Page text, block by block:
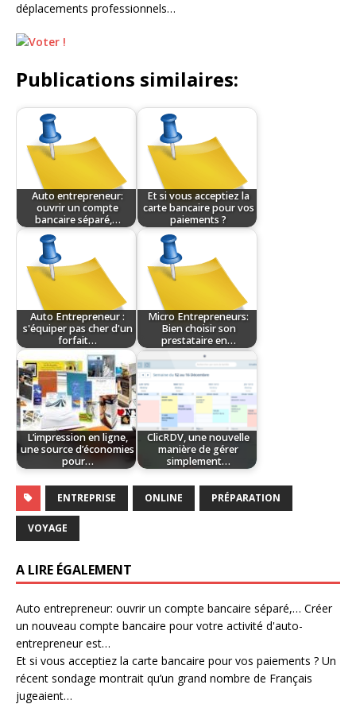
déplacements professionnels…
Publications similaires:
Auto entrepreneur:
ouvrir un compte
bancaire séparé,…
Et si vous acceptiez la
carte bancaire pour vos
paiements ?
Auto Entrepreneur :
s'équiper pas cher d'un
forfait…
Micro Entrepreneurs:
Bien choisir son
prestataire en…
L’impression en ligne,
une source d’économies
pour…
ClicRDV, une nouvelle
manière de gérer
simplement…
ENTREPRISE ONLINE PRÉPARATION
VOYAGE
A LIRE ÉGALEMENT
Auto entrepreneur: ouvrir un compte bancaire séparé,… Créer
un nouveau compte bancaire pour votre activité d'auto-
entrepreneur est…
Et si vous acceptiez la carte bancaire pour vos paiements ? Un
récent sondage montrait qu’un grand nombre de Français
jugeaient…